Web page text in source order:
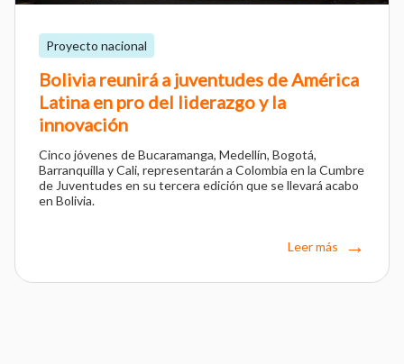
Proyecto nacional
Bolivia reunirá a juventudes de América
Latina en pro del liderazgo y la
innovación
Cinco jóvenes de Bucaramanga, Medellín, Bogotá,
Barranquilla y Cali, representarán a Colombia en la Cumbre
de Juventudes en su tercera edición que se llevará acabo
en Bolivia.
Leer más